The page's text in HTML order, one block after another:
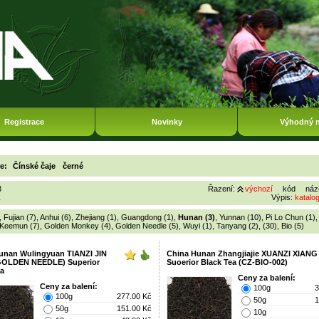
Registrace Novinky Výhodný
Čínské čaje černé
Řazení: výchozí kód
Výpis: katalog
Fujian (7) Anhui (6) Zhejiang (1) Guangdong (1) Hunan (3) Yunnan (10) Pi Lo Chun (1)
Keemun (7) Golden Monkey (4) Golden Needle (5) Wuyi (1) Tanyang (2) (30) Bio (5)
Wulingyuan TIANZI JIN
NEEDLE) Superior
Ceny za balení:
100g
277.00 Kč
50g
151.00 Kč
China Hunan Zhangjiajie XUANZI XIANG
Suoerior Black Tea (CZ-BIO-002)
Ceny za balení:
100g
50g
10g